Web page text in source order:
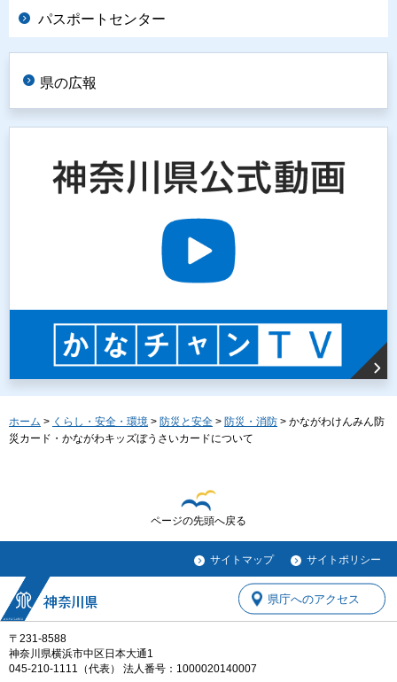
パスポートセンター
県の広報
ホーム > くらし・安全・環境 > 防災と安全 > 防災・消防 > かながわけんみん防
災カード・かながわキッズぼうさいカードについて
ページの先頭へ戻る
サイトマップ サイトポリシー
〒231-8588
神奈川県横浜市中区日本大通1
045-210-1111（代表） 法人番号：1000020140007
県庁へのアクセス